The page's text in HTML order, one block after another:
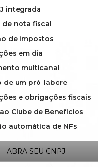
integrada
de nota fiscal
de impostos
em dia
multicanal
de um pró-labore
e obrigações fiscais
Clube de Benefícios
automática de NFs
ABRA SEU CNPJ